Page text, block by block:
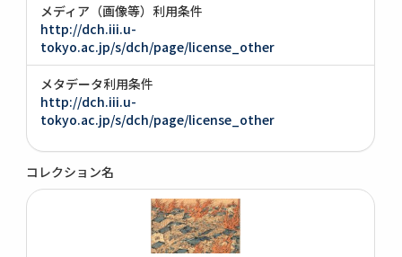
メディア（画像等）利用条件
http://dch.iii.u-
tokyo.ac.jp/s/dch/page/license_other
メタデータ利用条件
http://dch.iii.u-
tokyo.ac.jp/s/dch/page/license_other
コレクション名